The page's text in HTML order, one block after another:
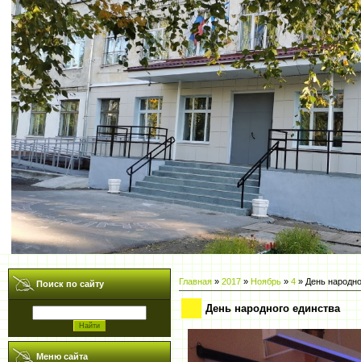
Поиск по сайту
Меню сайта
Главная»2017 » Ноябрь » 4» День
День народного единства